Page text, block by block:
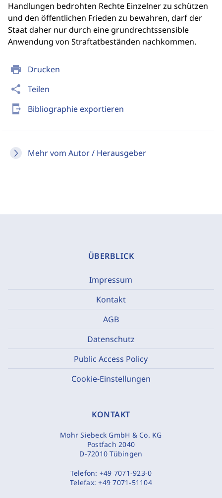
print Drucken
share Teilen
send_to_mobile Bibliographie exportieren
Mehr vom Autor / Herausgeber
Handlungen bedrohten Rechte Einzelner zu schützen
und den öffentlichen Frieden zu bewahren, darf der
Staat daher nur durch eine grundrechtssensible
Anwendung von Straftatbeständen nachkommen.
ÜBERBLICK
Impressum
Kontakt
AGB
Datenschutz
Public Access Policy
Cookie-Einstellungen
KONTAKT
Mohr Siebeck GmbH & Co. KG
Postfach 2040
D-72010 Tübingen
Telefon: +49 7071-923-0
Telefax:+49 7071-51104